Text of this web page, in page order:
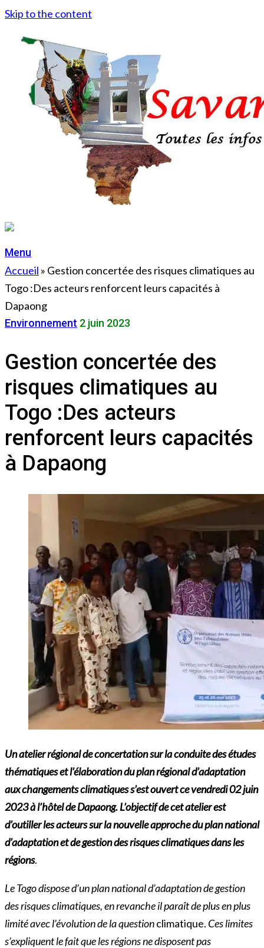
Skip to the content
Menu
Accueil » Gestion concertée des risques climatiques au
Togo :Des acteurs renforcent leurs capacités à
Dapaong
Environnement 2 juin 2023
Gestion concertée des
risques climatiques au
Togo :Des acteurs
renforcent leurs capacités
à Dapaong
Un atelier régional de concertation sur la conduite des études
thématiques et l’élaboration du plan régional d’adaptation
aux changements climatiques s’est ouvert ce vendredi 02 juin
2023 à l’hôtel de Dapaong. L’objectif de cet atelier est
d’outiller les acteurs sur la nouvelle approche du plan national
d’adaptation et de gestion des risques climatiques dans les
régions.
Le Togo dispose d’un plan national d’adaptation de gestion
des risques climatiques, en revanche il paraît de plus en plus
limité avec l’évolution de la questionclimatique. Ces limites
s’expliquent le fait que les régions ne disposent pas